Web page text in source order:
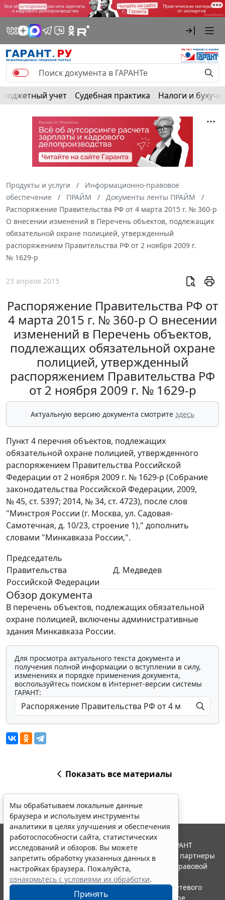
Бюджетный учет Судебная практика Налоги и
Продукты и услуги
Информационно-правовое
обеспечение
ПРАЙМ
Документы ленты ПРАЙМ
Распоряжение Правительства РФ от 4 марта 2015 г. № 360-р
О внесении изменений в Перечень объектов, подлежащих
обязательной охране полицией, утвержденный
распоряжением Правительства РФ от 2 ноября 2009 г.
№ 1629-р
23 апреля 2015
Распоряжение Правительства РФ от
4 марта 2015 г. № 360-р О внесении
изменений в Перечень объектов,
подлежащих обязательной охране
полицией, утвержденный
распоряжением Правительства РФ
от 2 ноября 2009 г. № 1629-р
Актуальную версию документа смотрите здесь
Пункт 4 перечня объектов, подлежащих
обязательной охране полицией, утвержденного
распоряжением Правительства Российской
Федерации от 2 ноября 2009 г. № 1629-р (Собрание
законодательства Российской Федерации, 2009,
№ 45, ст. 5397; 2014, № 34, ст. 4723), после слов
"Минстроя России (г. Москва, ул. Садовая-
Самотечная, д. 10/23, строение 1)," дополнить
словами "Минкавказа России,".
Председатель
Правительства
Российской Федерации
Д. Медведев
Обзор документа
В перечень объектов, подлежащих обязательной
охране полицией, включены административные
здания Минкавказа России.
Для просмотра актуального текста документа и
получения полной информации о вступлении в силу,
изменениях и порядке применения документа,
воспользуйтесь поиском в Интернет-версии системы
ГАРАНТ:
Показать все материалы
Мы обрабатываем локальные данные
браузера и используем инструменты
аналитики в целях улучшения и обеспечения
работоспособности сайта, статистических
исследований и обзоров. Вы можете
запретить обработку указанных данных в
настройках браузера. Пожалуйста,
ознакомьтесь с условиями их обработки.
Принять
© ООО "НПП "ГАРАНТ-СЕРВИС", 2026. Система ГАРАНТ
выпускается с 1990 года. Компания "Гарант" и ее партнеры
являются участниками Российской ассоциации правовой
информации ГАРАНТ.
Портал ГАРАНТ.РУ зарегистрирован в качестве сетевого
издания Федеральной службой по надзору в сфере